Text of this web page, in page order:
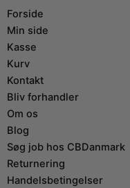
Forside
Min side
Kasse
Kurv
Kontakt
Bliv forhandler
Om os
Blog
Søg job hos CBDanmark
Returnering
Handelsbetingelser